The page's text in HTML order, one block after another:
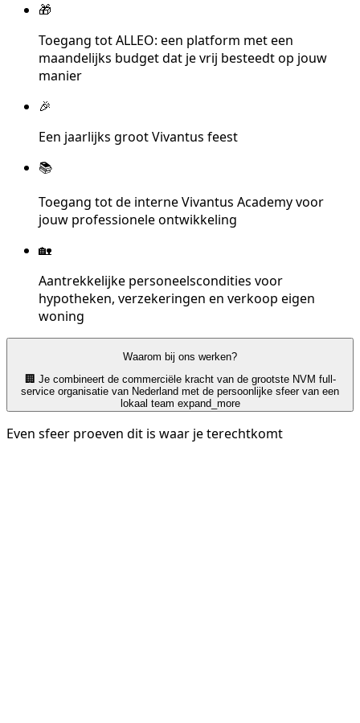
🎁
Toegang tot ALLEO: een platform met een
maandelijks budget dat je vrij besteedt op jouw
manier
🎉
Een jaarlijks groot Vivantus feest
📚
Toegang tot de interne Vivantus Academy voor
jouw professionele ontwikkeling
🏡
Aantrekkelijke personeelscondities voor
hypotheken, verzekeringen en verkoop eigen
woning
Waarom bij ons werken?
🏢 Je combineert de commerciële kracht van de grootste NVM full-
service organisatie van Nederland met de persoonlijke sfeer van een
lokaal team expand_more
Even sfeer proeven dit is waar je terechtkomt